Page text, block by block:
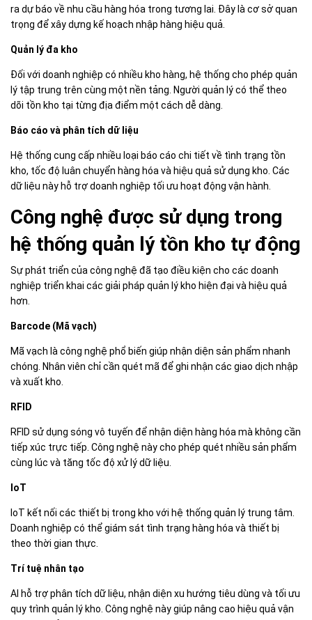
ra dự báo về nhu cầu hàng hóa trong tương lai. Đây là cơ sở quan
trọng để xây dựng kế hoạch nhập hàng hiệu quả.
Quản lý đa kho
Đối với doanh nghiệp có nhiều kho hàng, hệ thống cho phép quản
lý tập trung trên cùng một nền tảng. Người quản lý có thể theo
dõi tồn kho tại từng địa điểm một cách dễ dàng.
Báo cáo và phân tích dữ liệu
Hệ thống cung cấp nhiều loại báo cáo chi tiết về tình trạng tồn
kho, tốc độ luân chuyển hàng hóa và hiệu quả sử dụng kho. Các
dữ liệu này hỗ trợ doanh nghiệp tối ưu hoạt động vận hành.
Công nghệ được sử dụng trong
hệ thống quản lý tồn kho tự động
Sự phát triển của công nghệ đã tạo điều kiện cho các doanh
nghiệp triển khai các giải pháp quản lý kho hiện đại và hiệu quả
hơn.
Barcode (Mã vạch)
Mã vạch là công nghệ phổ biến giúp nhận diện sản phẩm nhanh
chóng. Nhân viên chỉ cần quét mã để ghi nhận các giao dịch nhập
và xuất kho.
RFID
RFID sử dụng sóng vô tuyến để nhận diện hàng hóa mà không cần
tiếp xúc trực tiếp. Công nghệ này cho phép quét nhiều sản phẩm
cùng lúc và tăng tốc độ xử lý dữ liệu.
IoT
IoT kết nối các thiết bị trong kho với hệ thống quản lý trung tâm.
Doanh nghiệp có thể giám sát tình trạng hàng hóa và thiết bị
theo thời gian thực.
Trí tuệ nhân tạo
AI hỗ trợ phân tích dữ liệu, nhận diện xu hướng tiêu dùng và tối ưu
quy trình quản lý kho. Công nghệ này giúp nâng cao hiệu quả vận